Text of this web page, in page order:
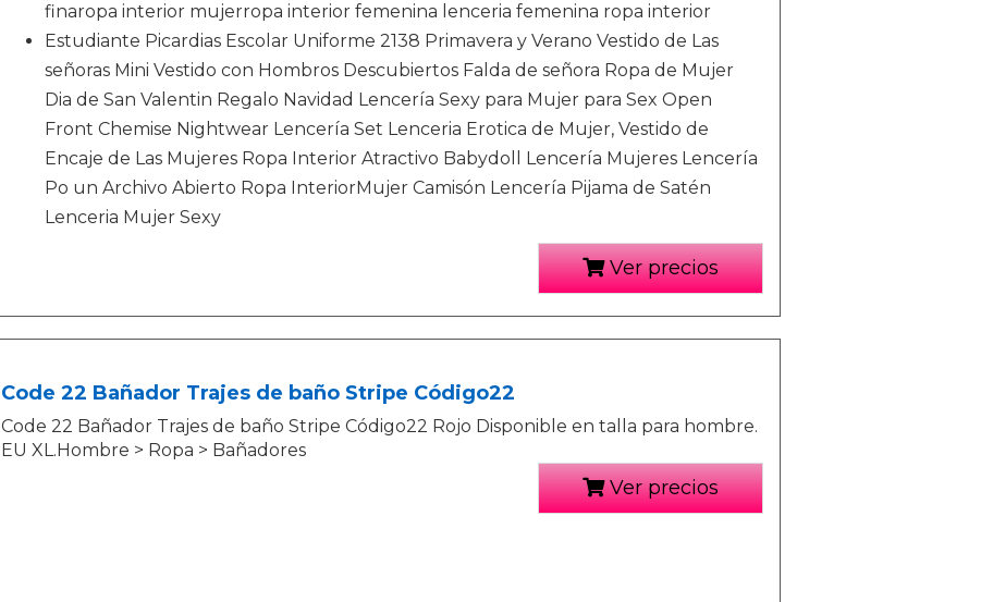
finaropa interior mujerropa interior femenina lenceria femenina ropa interior
Estudiante Picardias Escolar Uniforme 2138 Primavera y Verano Vestido de Las
señoras Mini Vestido con Hombros Descubiertos Falda de señora Ropa de Mujer
Dia de San Valentin Regalo Navidad Lencería Sexy para Mujer para Sex Open
Front Chemise Nightwear Lencería Set Lenceria Erotica de Mujer, Vestido de
Encaje de Las Mujeres Ropa Interior Atractivo Babydoll Lencería Mujeres Lencería
Po un Archivo Abierto Ropa InteriorMujer Camisón Lencería Pijama de Satén
Lenceria Mujer Sexy
Ver precios
Code 22 Bañador Trajes de baño Stripe Código22
Code 22 Bañador Trajes de baño Stripe Código22 Rojo Disponible en talla para hombre.
EU XL.Hombre > Ropa > Bañadores
Ver precios